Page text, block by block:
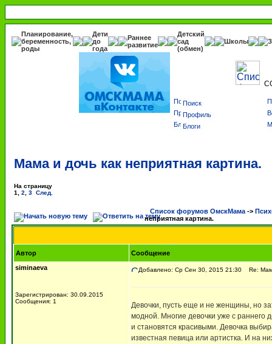
Планирование,
беременность,
роды
Дети
до
года
Раннее
развитие
Детский
сад
(обмен)
Школы
Поиск
Профиль
Блоги
Мама и дочь как неприятная картина.
На страницу
1
2 3 След.
Список форумов ОмскМама ->
неприятная картина.
Автор
Сообщение
siminaeva
Зарегистрирован: 30.09.2015
Сообщения: 1
Добавлено: Ср Сен 30, 2015 21:30 Re:
Девочки, пусть еще и не женщины, но
модной. Многие девочки уже с раннего
и становятся красивыми. Девочка
известная певица или артистка. И на